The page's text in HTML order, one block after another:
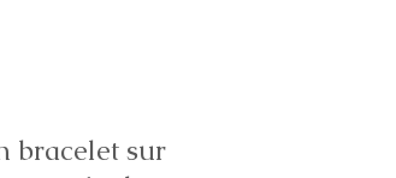
bracelet sur